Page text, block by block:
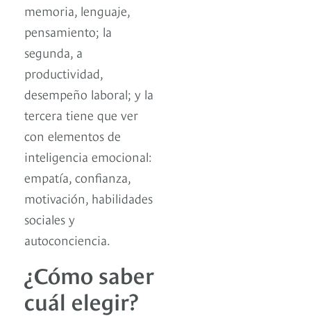
memoria, lenguaje,
pensamiento; la
segunda, a
productividad,
desempeño laboral; y la
tercera tiene que ver
con elementos de
inteligencia emocional:
empatía, confianza,
motivación, habilidades
sociales y
autoconciencia.
¿Cómo saber
cuál elegir?